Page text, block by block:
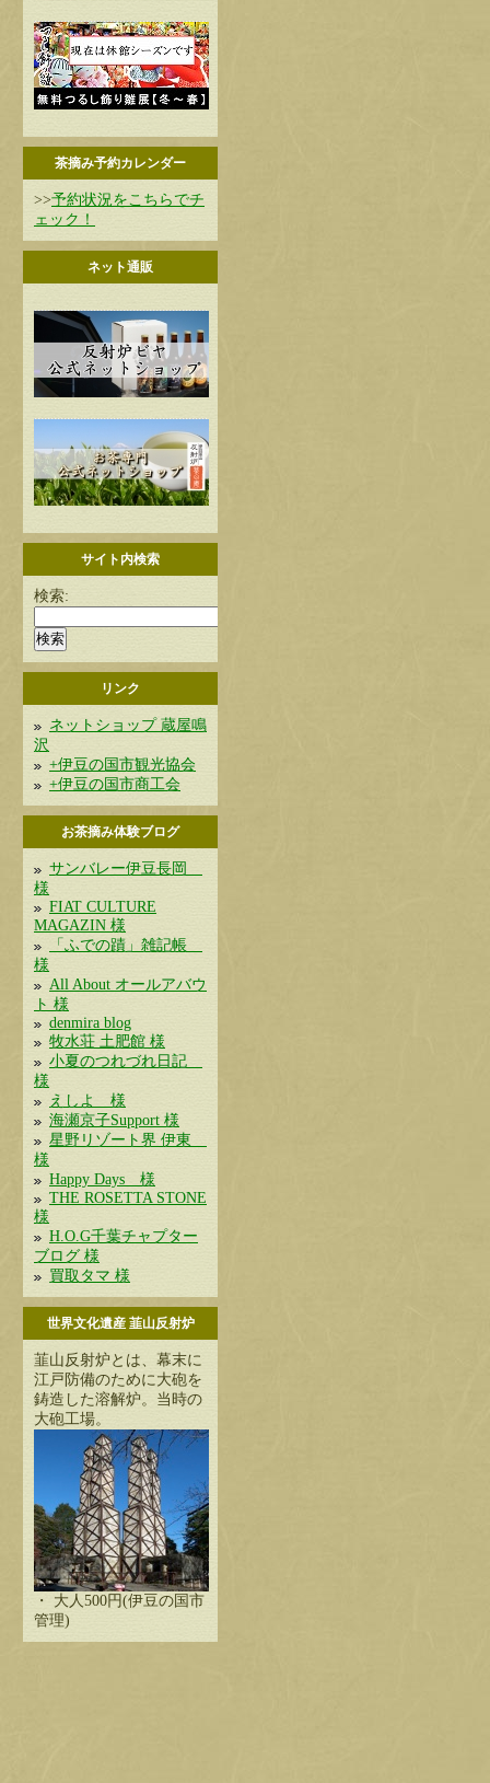
茶摘み予約カレンダー
>>予約状況をこちらでチ
ェック！
ネット通販
サイト内検索
検索:
リンク
ネットショップ 蔵屋鳴
沢
+伊豆の国市観光協会
+伊豆の国市商工会
お茶摘み体験ブログ
サンバレー伊豆長岡
様
FIAT CULTURE
MAGAZIN 様
「ふでの蹟」雑記帳
様
All About オールアバウ
ト 様
denmira blog
牧水荘 土肥館 様
小夏のつれづれ日記
様
えしよ 様
海瀬京子Support 様
星野リゾート界 伊東
様
Happy Days 様
THE ROSETTA STONE
様
H.O.G千葉チャプター
ブログ 様
買取タマ 様
世界文化遺産 韮山反射炉
韮山反射炉とは、幕末に
江戸防備のために大砲を
鋳造した溶解炉。当時の
大砲工場。
・ 大人500円(伊豆の国市
管理)